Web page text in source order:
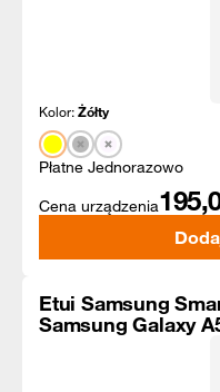
Kolor:Żółty
Płatne Jednorazowo
Cena urządzenia
Etui Samsung
Samsung Galaxy